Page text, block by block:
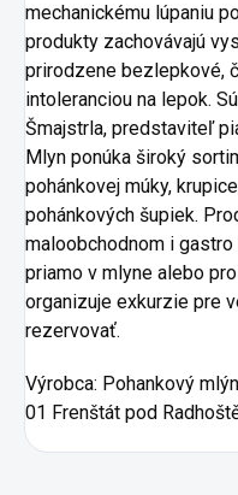
mechanickému lúpaniu
produkty zachovávajú
prirodzene bezlepkové,
intoleranciou na lepok.
Šmajstrla, predstaviteľ
Mlyn ponúka široký
pohánkovej múky,
pohánkových šupiek.
maloobchodnom i
priamo v mlyne alebo
organizuje exkurzie pre
rezervovať.
Výrobca: Pohankový
01 Frenštát pod